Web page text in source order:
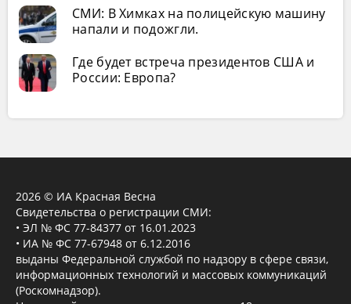
СМИ: В Химках на полицейскую машину
напали и подожгли.
Где будет встреча президентов США и
России: Европа?
2026 © ИА Красная Весна
Свидетельства о регистрации СМИ:
• ЭЛ № ФС 77-84377 от 16.01.2023
• ИА № ФС 77-67948 от 6.12.2016
выданы Федеральной службой по надзору в сфере связи,
информационных технологий и массовых коммуникаций
(Роскомнадзор).